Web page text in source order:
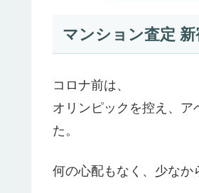
マンション査定 新
コロナ前は、
オリンピックを控え、ア
た。
何の心配もなく、少なか